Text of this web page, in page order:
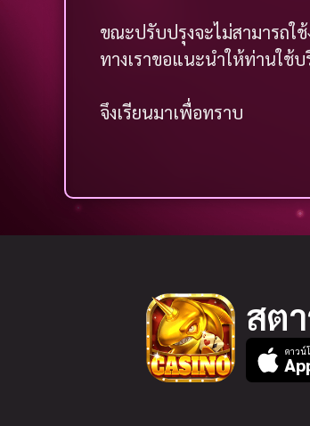
ขณะปรับปรุงจะไม่สามารถใ
ทางเราขอแนะนำให้ท่านใช้
จึงเรียนมาเพื่อทราบ
สต
ดาวน์